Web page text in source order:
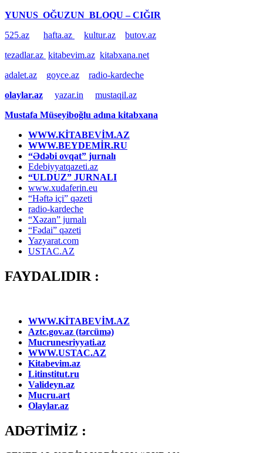
YUNUS OĞUZUN BLOQU – CIĞIR
525.az
hafta.az kultur.az
butov.az
tezadlar.az kitabevim.az kitabxana.net
adalet.az
goyce.az
radio-kardeche
olaylar.az
yazar.in
mustaqil.az
Mustafa Müseyiboğlu adına kitabxana
WWW.KİTABEVİM.AZ
WWW.BEYDEMİR.RU
“Ədəbi ovqat” jurnalı
Edebiyyatqazeti.az
“ULDUZ” JURNALI
www.xudaferin.eu
“Həftə içi” qəzeti
radio-kardeche
“Xəzan” jurnalı
“Fədai” qəzeti
Yazyarat.com
USTAC.AZ
FAYDALIDIR :
WWW.KİTABEVİM.AZ
Aztc.gov.az (tərcümə)
Mucrunesriyyati.az
WWW.USTAC.AZ
Kitabevim.az
Litinstitut.ru
Valideyn.az
Mucru.art
Olaylar.az
ADƏTİMİZ :